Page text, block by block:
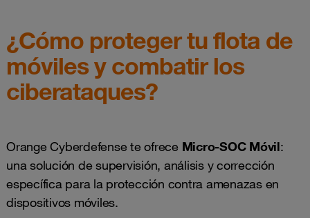
¿Cómo proteger tu flota de
móviles y combatir los
ciberataques? ​
Orange Cyberdefense te ofrece Micro-SOC Móvil:
una solución de supervisión, análisis y corrección
específica para la protección contra amenazas en
dispositivos móviles.​